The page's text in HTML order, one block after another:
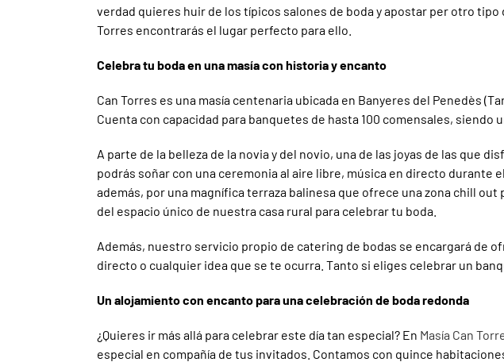
verdad quieres huir de los típicos salones de boda y apostar per otro
Torres encontrarás el lugar perfecto para ello.
Celebra tu boda en una masía con historia y encanto
Can Torres es una masía centenaria ubicada en Banyeres del Penedès
Cuenta con capacidad para banquetes de hasta 100 comensales,
A parte de la belleza de la novia y del novio, una de las joyas de las que
podrás soñar con una ceremonia al aire libre, música en directo
además, por una magnífica terraza balinesa que ofrece una zona chill
del espacio único de nuestra casa rural para celebrar tu boda.
Además, nuestro servicio propio de catering de bodas se encargará de
directo o cualquier idea que se te ocurra. Tanto si eliges celebrar un
Un alojamiento con encanto para una celebración de boda redonda
¿Quieres ir más allá para celebrar este día tan especial? En Masía Can
especial en compañía de tus invitados. Contamos con quince